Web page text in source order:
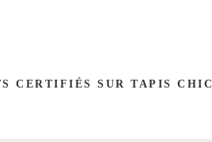
CERTIFIÉS SUR TAPIS CHIC